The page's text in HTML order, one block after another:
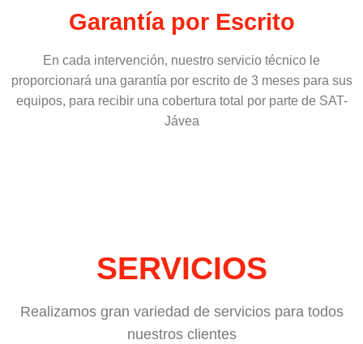
Garantía por Escrito
En cada intervención, nuestro servicio técnico le
proporcionará una garantía por escrito de 3 meses para sus
equipos, para recibir una cobertura total por parte de SAT-
Jávea
SERVICIOS
Realizamos gran variedad de servicios para todos
nuestros clientes